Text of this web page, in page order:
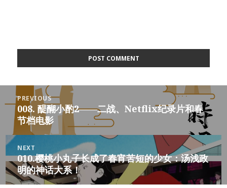
Post
navigation
PREVIOUS
Previous
post:
008. 醍醐小酌2——二战、Netflix纪录片和春
节档电影
NEXT
Next
post:
010.樱桃小丸子长成了春宵苦短的少女：汤浅政
明的神话大系！